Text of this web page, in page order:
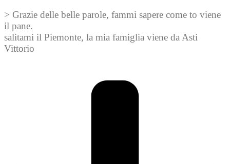
> Grazie delle belle parole, fammi sapere come to viene
il pane.
salitami il Piemonte, la mia famiglia viene da Asti
Vittorio